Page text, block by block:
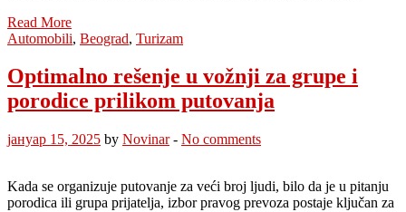
Read More
Automobili, Beograd, Turizam
Optimalno rešenje u vožnji za grupe i
porodice prilikom putovanja
јануар 15, 2025 by Novinar- No comments
Kada se organizuje putovanje za veći broj ljudi, bilo da je u pitanju
porodica ili grupa prijatelja, izbor pravog prevoza postaje ključan za